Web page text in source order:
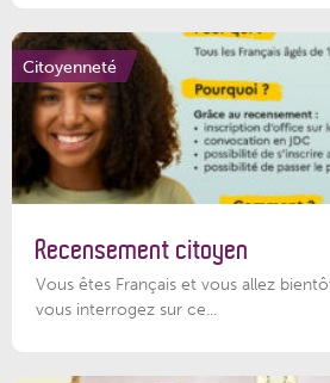
Citoyenneté
Recensement citoyen
Vous êtes Français et vous allez
vous interrogez sur ce...